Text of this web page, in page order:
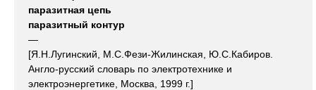
паразитная цепь
паразитный контур
—
[Я.Н.Лугинский, М.С.Фези-Жилинская, Ю.С.Кабиров.
Англо-русский словарь по электротехнике и
электроэнергетике, Москва, 1999 г.]